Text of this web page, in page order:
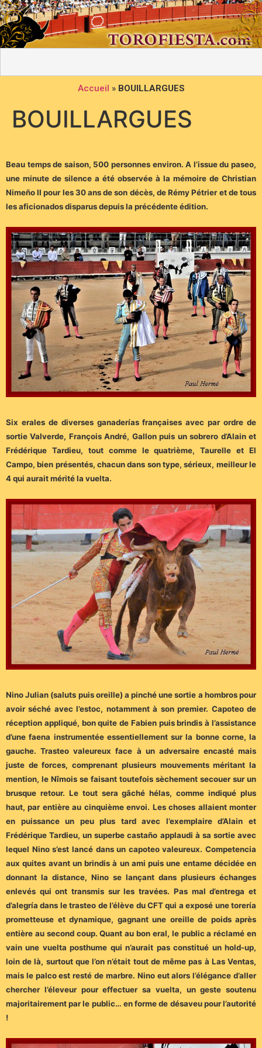
Accueil » BOUILLARGUES
BOUILLARGUES
Beau temps de saison, 500 personnes environ. A l’issue du paseo,
une minute de silence a été observée à la mémoire de Christian
Nimeño II pour les 30 ans de son décès, de Rémy Pétrier et de tous
les aficionados disparus depuis la précédente édition.
Six erales de diverses ganaderías françaises avec par ordre de
sortie Valverde, François André, Gallon puis un sobrero d’Alain et
Frédérique Tardieu, tout comme le quatrième, Taurelle et El
Campo, bien présentés, chacun dans son type, sérieux, meilleur le
4 qui aurait mérité la vuelta.
Nino Julian (saluts puis oreille) a pinché une sortie a hombros pour
avoir séché avec l’estoc, notamment à son premier. Capoteo de
réception appliqué, bon quite de Fabien puis brindis à l’assistance
d’une faena instrumentée essentiellement sur la bonne corne, la
gauche. Trasteo valeureux face à un adversaire encasté mais
juste de forces, comprenant plusieurs mouvements méritant la
mention, le Nîmois se faisant toutefois sèchement secouer sur un
brusque retour. Le tout sera gâché hélas, comme indiqué plus
haut, par entière au cinquième envoi. Les choses allaient monter
en puissance un peu plus tard avec l’exemplaire d’Alain et
Frédérique Tardieu, un superbe castaño applaudi à sa sortie avec
lequel Nino s’est lancé dans un capoteo valeureux. Competencia
aux quites avant un brindis à un ami puis une entame décidée en
donnant la distance, Nino se lançant dans plusieurs échanges
enlevés qui ont transmis sur les travées. Pas mal d’entrega et
d’alegría dans le trasteo de l’élève du CFT qui a exposé une torería
prometteuse et dynamique, gagnant une oreille de poids après
entière au second coup. Quant au bon eral, le public a réclamé en
vain une vuelta posthume qui n’aurait pas constitué un hold-up,
loin de là, surtout que l’on n’était tout de même pas à Las Ventas,
mais le palco est resté de marbre. Nino eut alors l’élégance d’aller
chercher l’éleveur pour effectuer sa vuelta, un geste soutenu
majoritairement par le public… en forme de désaveu pour l’autorité
!